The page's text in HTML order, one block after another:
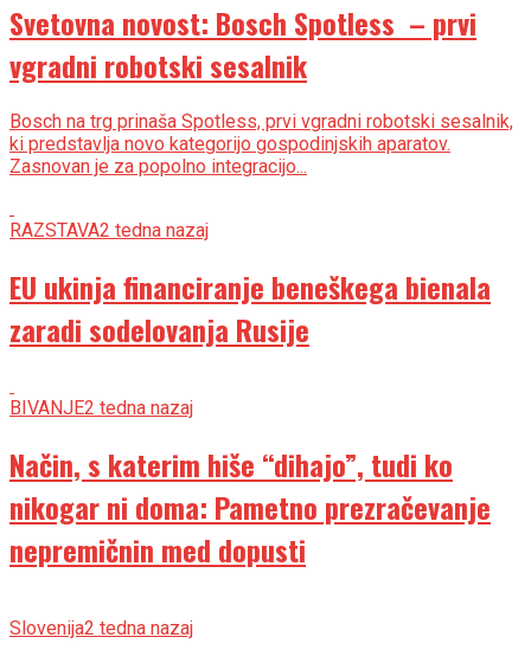
Svetovna novost: Bosch Spotless – prvi
vgradni robotski sesalnik
Bosch na trg prinaša Spotless, prvi vgradni robotski sesalnik,
ki predstavlja novo kategorijo gospodinjskih aparatov.
Zasnovan je za popolno integracijo...
RAZSTAVA2 tedna nazaj
EU ukinja financiranje beneškega bienala
zaradi sodelovanja Rusije
BIVANJE2 tedna nazaj
Način, s katerim hiše “dihajo”, tudi ko
nikogar ni doma: Pametno prezračevanje
nepremičnin med dopusti
Slovenija2 tedna nazaj